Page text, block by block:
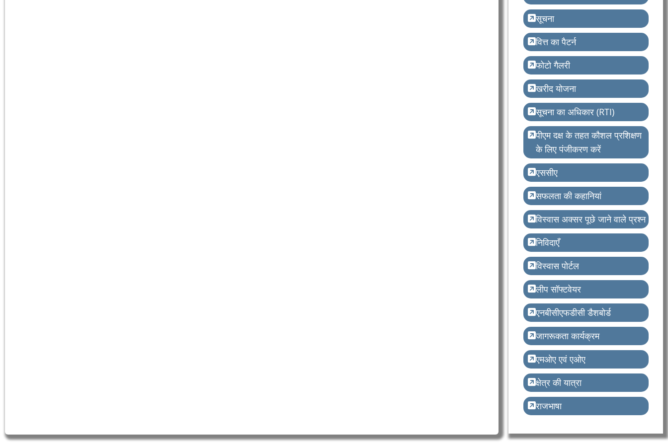
सूचना
वित्त का पैटर्न
फोटो गैलरी
खरीद योजना
सूचना का अधिकार (RTI)
पीएम दक्ष के तहत कौशल प्रशिक्षण
के लिए पंजीकरण करें
एससीए
सफलता की कहानियां
विस्वास अक्सर पूछे जाने वाले प्रश्न
निविदाएँ
विस्वास पोर्टल
लीप सॉफ्टवेयर
एनबीसीएफडीसी डैशबोर्ड
जागरूकता कार्यक्रम
एमओए एवं एओए
क्षेत्र की यात्रा
राजभाषा